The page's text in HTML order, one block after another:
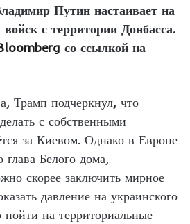
Путин настаивает на
с территории Донбасса.
со ссылкой на
Трамп подчеркнул, что
с собственными
за Киевом. Однако в Европе
глава Белого дома,
скорее заключить мирное
давление на украинского
на территориальные